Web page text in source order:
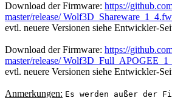
Download der Firmware: https://
master/release/ Wolf3D_Shareware_1_4.fw
evtl. neuere Versionen siehe Entwickler-
Download der Firmware: https://
master/release/
evtl. neuere Versionen siehe Entwickler-
Anmerkungen: Es werden außer der